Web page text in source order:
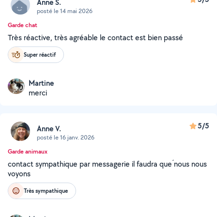
posté le 14 mai 2026
Garde chat
Très réactive, très agréable le contact est bien passé
Super réactif
Martine
merci
Anne V.
posté le 16 janv. 2026
5/5
Garde animaux
contact sympathique par messagerie il faudra que ́nous nous
voyons
Très sympathique